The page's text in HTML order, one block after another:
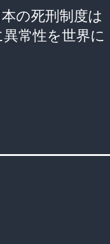
の死刑制度は
常性を世界に